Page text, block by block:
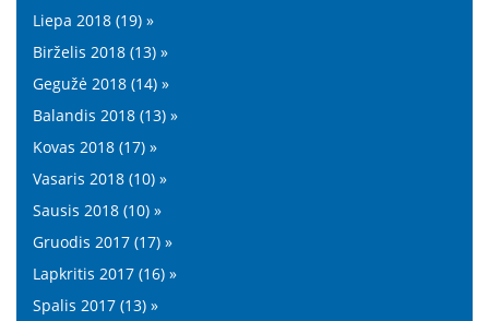
Liepa 2018 (19) »
Birželis 2018 (13) »
Gegužė 2018 (14) »
Balandis 2018 (13) »
Kovas 2018 (17) »
Vasaris 2018 (10) »
Sausis 2018 (10) »
Gruodis 2017 (17) »
Lapkritis 2017 (16) »
Spalis 2017 (13) »